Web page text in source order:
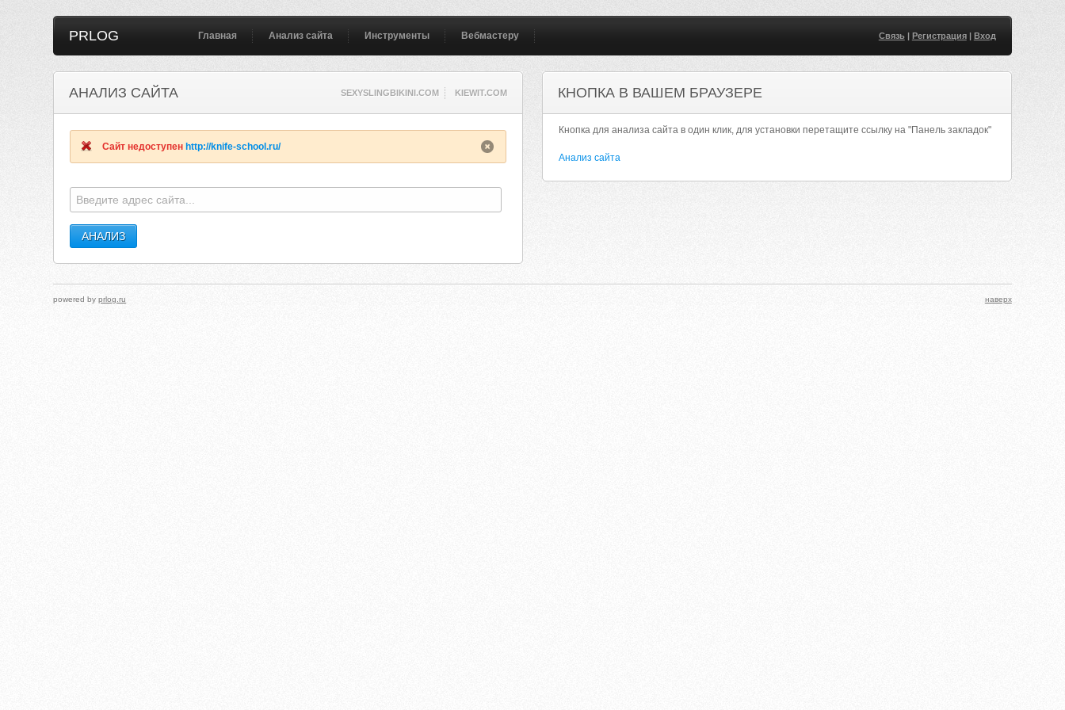
PRLOG Главная Анализ сайта Инструменты Вебмастеру Связь| Регистрация| Вход
АНАЛИЗ САЙТА SEXYSLINGBIKINI.COM KIEWIT.COM
Сайт недоступен http://knife-school.ru/
КНОПКА В ВАШЕМ БРАУЗЕРЕ
Кнопка для анализа сайта в один клик, для установки перетащите ссылку на "Панель закладок"
Анализ сайта
powered byprlog.ru наверх